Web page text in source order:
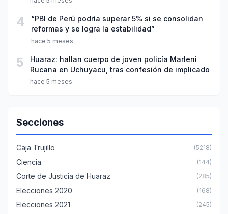
4
“PBI de Perú podría superar 5% si se consolidan
reformas y se logra la estabilidad”
hace 5 meses
5
Huaraz: hallan cuerpo de joven policía Marleni
Rucana en Uchuyacu, tras confesión de implicado
hace 5 meses
Secciones
Caja Trujillo (5218)
Ciencia (144)
Corte de Justicia de Huaraz (285)
Elecciones 2020 (168)
Elecciones 2021 (245)